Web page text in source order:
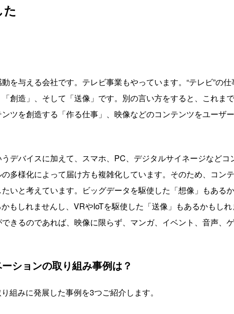
を与える会社です。テレビ事業もやっています。“テレビ”の
創造」、そして「送像」です。別の言い方をすると、これま
ツを創造する「作る仕事」、映像などのコンテンツをユーザ
うデバイスに加えて、スマホ、PC、デジタルサイネージなど
多様化によって届け方も複雑化しています。そのため、コン
いと考えています。ビッグデータを駆使した「想像」もある
もしれませんし、VRやIoTを駆使した「送像」もあるかもし
きるのであれば、映像に限らず、マンガ、イベント、音声、
ションの取り組み事例は？
組みに発展した事例を3つご紹介します。